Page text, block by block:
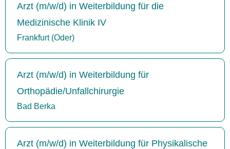
Arzt (m/w/d) in Weiterbildung für die
Medizinische Klinik IV
Frankfurt (Oder)
Arzt (m/w/d) in Weiterbildung für
Orthopädie/Unfallchirurgie
Bad Berka
Arzt (m/w/d) in Weiterbildung für Physikalische